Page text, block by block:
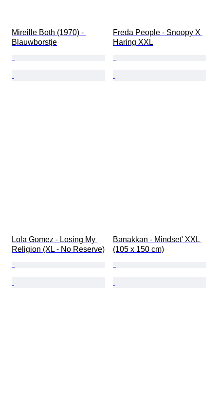
Mireille Both (1970) -
Blauwborstje
Freda People - Snoopy X
Haring XXL
Lola Gomez - Losing My
Religion (XL - No Reserve)
Banakkan - Mindset' XXL
(105 x 150 cm)